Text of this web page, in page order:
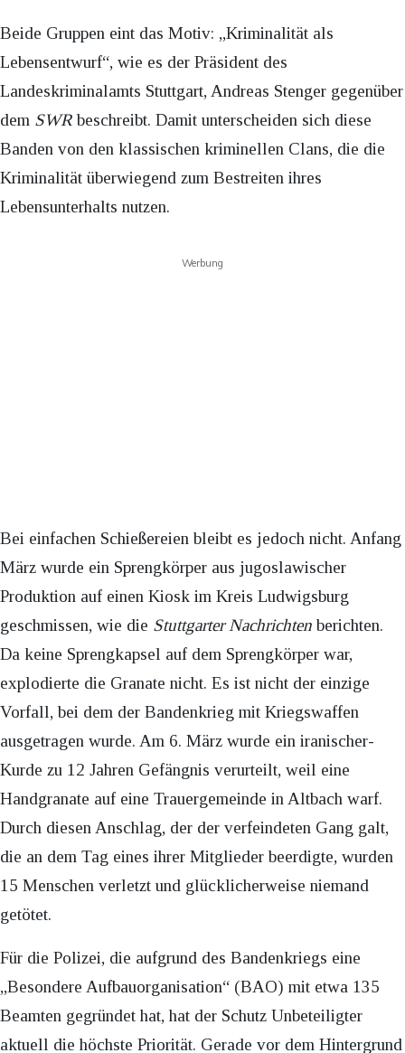
Beide Gruppen eint das Motiv: „Kriminalität als
Lebensentwurf“, wie es der Präsident des
Landeskriminalamts Stuttgart, Andreas Stenger gegenüber
dem SWRbeschreibt. Damit unterscheiden sich diese
Banden von den klassischen kriminellen Clans, die die
Kriminalität überwiegend zum Bestreiten ihres
Lebensunterhalts nutzen.
Werbung
Bei einfachen Schießereien bleibt es jedoch nicht. Anfang
März wurde ein Sprengkörper aus jugoslawischer
Produktion auf einen Kiosk im Kreis Ludwigsburg
geschmissen, wie die Stuttgarter Nachrichtenberichten.
Da keine Sprengkapsel auf dem Sprengkörper war,
explodierte die Granate nicht. Es ist nicht der einzige
Vorfall, bei dem der Bandenkrieg mit Kriegswaffen
ausgetragen wurde. Am 6. März wurde ein iranischer-
Kurde zu 12 Jahren Gefängnis verurteilt, weil eine
Handgranate auf eine Trauergemeinde in Altbach warf.
Durch diesen Anschlag, der der verfeindeten Gang galt,
die an dem Tag eines ihrer Mitglieder beerdigte, wurden
15 Menschen verletzt und glücklicherweise niemand
getötet.
Für die Polizei, die aufgrund des Bandenkriegs eine
„Besondere Aufbauorganisation“ (BAO) mit etwa 135
Beamten gegründet hat, hat der Schutz Unbeteiligter
aktuell die höchste Priorität. Gerade vor dem Hintergrund